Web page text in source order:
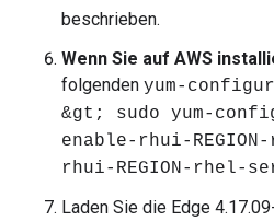
beschrieben.
Wenn Sie auf AWS
folgenden yum-
&gt; sudo yum-
enable-rhui-
rhui-REGION-rhel-
Laden Sie die Edge